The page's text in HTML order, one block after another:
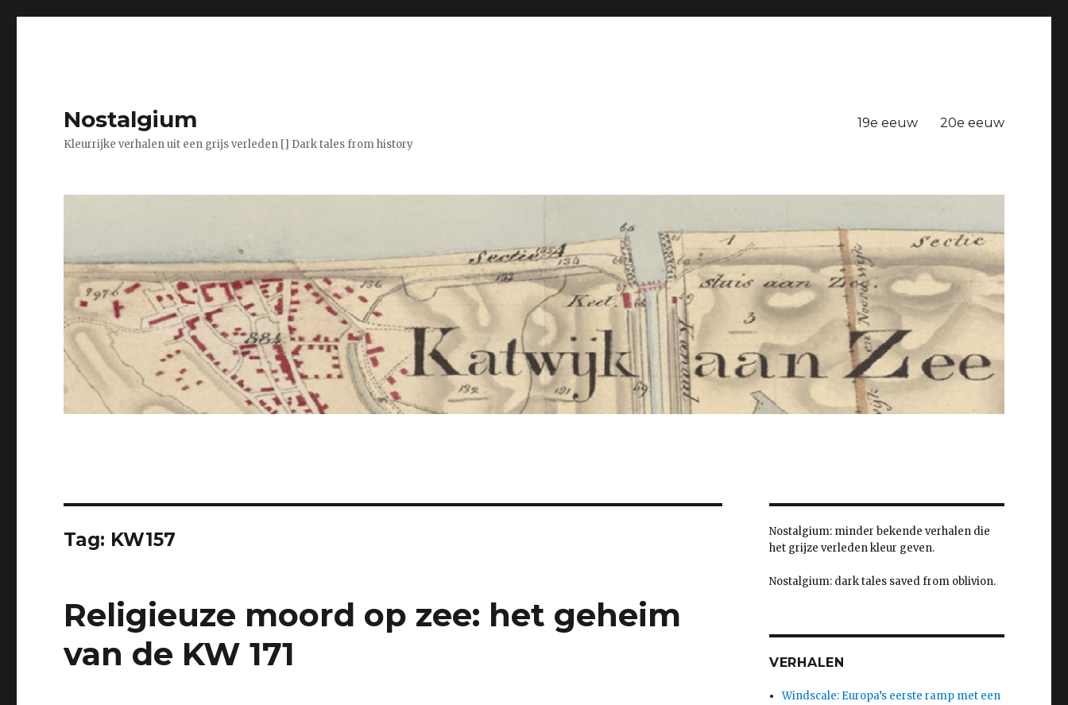
Nostalgium
Kleurrijke verhalen uit een grijs verleden [] Dark tales from history
19e eeuw 20e eeuw
Tag: KW157
Religieuze moord op zee: het geheim
van de KW 171
Nostalgium: minder bekende verhalen die
het grijze verleden kleur geven.
Nostalgium: dark tales saved from oblivion.
VERHALEN
Windscale: Europa’s eerste ramp met een